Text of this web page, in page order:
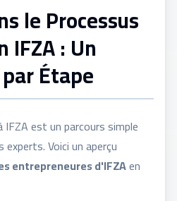
le Processus
: Un
Étape
est un parcours simple
Voici un aperçu
entrepreneures d'IFZAen